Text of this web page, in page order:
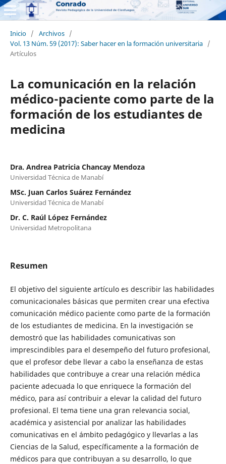
Inicio / Archivos /
Vol. 13 Núm. 59 (2017): Saber hacer en la formación universitaria /
Artículos
La comunicación en la relación
médico-paciente como parte de la
formación de los estudiantes de
medicina
Dra. Andrea Patricia Chancay Mendoza
Universidad Técnica de Manabí
MSc. Juan Carlos Suárez Fernández
Universidad Técnica de Manabí
Dr. C. Raúl López Fernández
Universidad Metropolitana
Resumen
El objetivo del siguiente artículo es describir las habilidades
comunicacionales básicas que permiten crear una efectiva
comunicación médico paciente como parte de la formación
de los estudiantes de medicina. En la investigación se
demostró que las habilidades comunicativas son
imprescindibles para el desempeño del futuro profesional,
que el profesor debe llevar a cabo la enseñanza de estas
habilidades que contribuye a crear una relación médica
paciente adecuada lo que enriquece la formación del
médico, para así contribuir a elevar la calidad del futuro
profesional. El tema tiene una gran relevancia social,
académica y asistencial por analizar las habilidades
comunicativas en el ámbito pedagógico y llevarlas a las
Ciencias de la Salud, específicamente a la formación de
médicos para que contribuyan a su desarrollo, lo que